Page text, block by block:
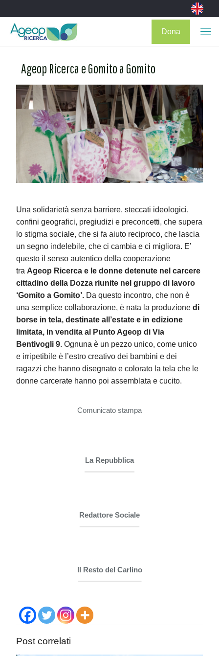
Dona
Ageop Ricerca e Gomito a Gomito
Una solidarietà senza barriere, steccati ideologici,
confini geografici, pregiudizi e preconcetti, che supera
lo stigma sociale, che si fa aiuto reciproco, che lascia
un segno indelebile, che ci cambia e ci migliora. E’
questo il senso autentico della cooperazione
tra Ageop Ricerca e le donne detenute nel carcere
cittadino della Dozza riunite nel gruppo di lavoro
‘Gomito a Gomito’. Da questo incontro, che non è
una semplice collaborazione, è nata la produzione di
borse in tela, destinate all’estate e in edizione
limitata, in vendita al Punto Ageop di Via
Bentivogli 9. Ognuna è un pezzo unico, come unico
e irripetibile è l’estro creativo dei bambini e dei
ragazzi che hanno disegnato e colorato la tela che le
donne carcerate hanno poi assemblata e cucito.
Comunicato stampa
La Repubblica
Redattore Sociale
Il Resto del Carlino
Post correlati